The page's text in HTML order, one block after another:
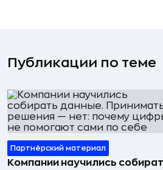
Публикации по теме
Партнёрский материал
Компании научились